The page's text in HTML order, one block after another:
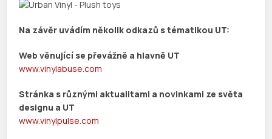
Na závěr uvádím několik odkazů s tématikou UT:
Web věnující se převážně a hlavně UT
www.vinylabuse.com
Stránka s různými aktualitami a novinkami ze světa
designu a UT
www.vinylpulse.com